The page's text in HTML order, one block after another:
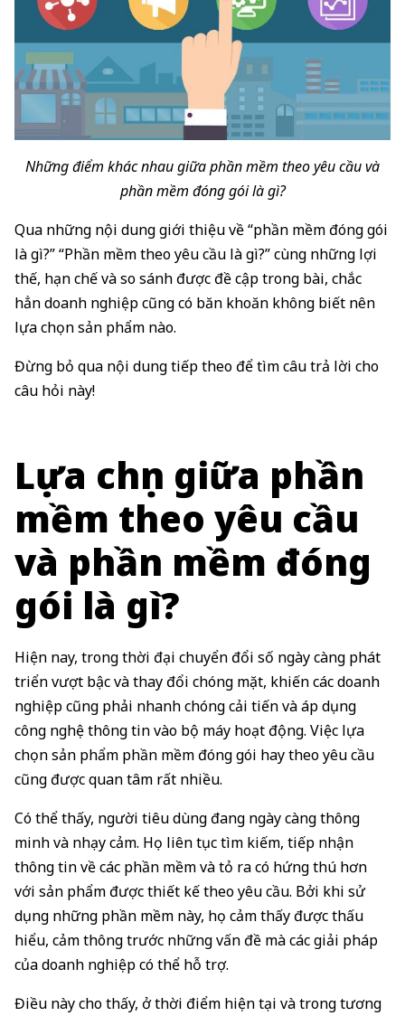
Những điểm khác nhau giữa phần mềm theo yêu cầu và
phần mềm đóng gói là gì?
Qua những nội dung giới thiệu về “phần mềm đóng gói
là gì?” “Phần mềm theo yêu cầu là gì?” cùng những lợi
thế, hạn chế và so sánh được đề cập trong bài, chắc
hẳn doanh nghiệp cũng có băn khoăn không biết nên
lựa chọn sản phẩm nào.
Đừng bỏ qua nội dung tiếp theo để tìm câu trả lời cho
câu hỏi này!
Lựa chọn giữa phần
mềm theo yêu cầu
và phần mềm đóng
gói là gì?
Hiện nay, trong thời đại chuyển đổi số ngày càng phát
triển vượt bậc và thay đổi chóng mặt, khiến các doanh
nghiệp cũng phải nhanh chóng cải tiến và áp dụng
công nghệ thông tin vào bộ máy hoạt động. Việc lựa
chọn sản phẩm phần mềm đóng gói hay theo yêu cầu
cũng được quan tâm rất nhiều.
Có thể thấy, người tiêu dùng đang ngày càng thông
minh và nhạy cảm. Họ liên tục tìm kiếm, tiếp nhận
thông tin về các phần mềm và tỏ ra có hứng thú hơn
với sản phẩm được thiết kế theo yêu cầu. Bởi khi sử
dụng những phần mềm này, họ cảm thấy được thấu
hiểu, cảm thông trước những vấn đề mà các giải pháp
của doanh nghiệp có thể hỗ trợ.
Điều này cho thấy, ở thời điểm hiện tại và trong tương